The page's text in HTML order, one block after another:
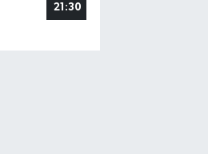
21:30